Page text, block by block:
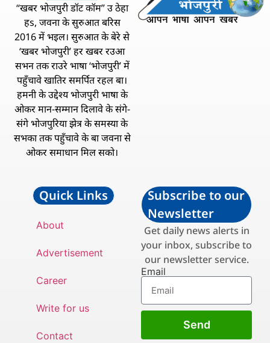
“खबर भोजपुरी डॉट कॉम” उ ठेहा
हs, जवना के सुरुआत बरिस
2016 में भइल। सुरुआत के बेरे से
‘खबर भोजपुरी’ हर खबर रउआ
सभन तक राउरे भाषा ‘भोजपुरी’ में
पहुँचावे खातिर समर्पित रहल बा।
हमनी के उद्देश्य भोजपुरी भाषा के
ओकर मान-सम्मान दिलावे के संगे-
संगे भोजपुरिया झेत्र के समस्या के
सभका तक पहुँचावे के बा जवना से
ओकर समाधान मिल सको।
Quick Links
About
Advertisement
Career
Write for us
Contact
Subscribe to our
Newsletter
Get daily news alerts in
your inbox, subscribe to
our newsletter service.
Email
Send